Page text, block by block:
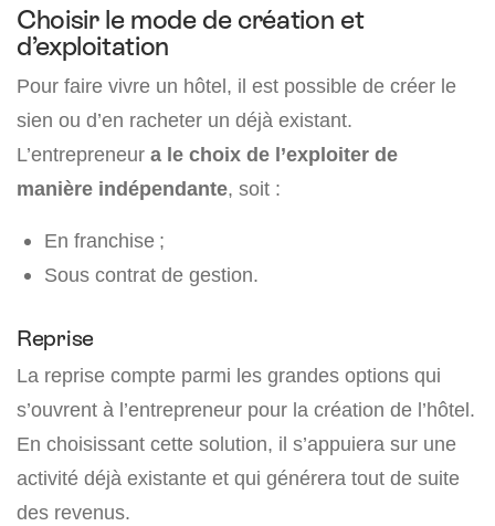
Choisir le mode de création et
d’exploitation
Pour faire vivre un hôtel, il est possible de créer le
sien ou d’en racheter un déjà existant.
L’entrepreneur a le choix de l’exploiter de
manière indépendante, soit :
En franchise ;
Sous contrat de gestion.
Reprise
La reprise compte parmi les grandes options qui
s’ouvrent à l’entrepreneur pour la création de l’hôtel.
En choisissant cette solution, il s’appuiera sur une
activité déjà existante et qui générera tout de suite
des revenus.